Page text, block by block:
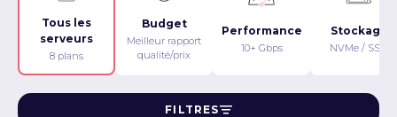
Tous les
serveurs
8 plans
Budget
Meilleur rapport
qualité/prix
Performance
10+ Gbps
Stockage
NVMe / SSD
FILTRES